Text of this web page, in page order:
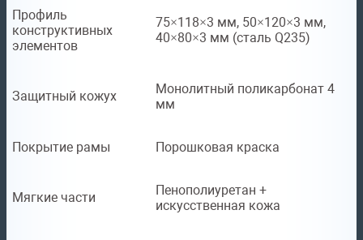
Профиль
конструктивных
элементов
75×118×3 мм, 50×120×3 мм,
40×80×3 мм (сталь Q235)
Защитный кожух
Монолитный поликарбонат 4
мм
Покрытие рамы Порошковая краска
Мягкие части
Пенополиуретан +
искусственная кожа